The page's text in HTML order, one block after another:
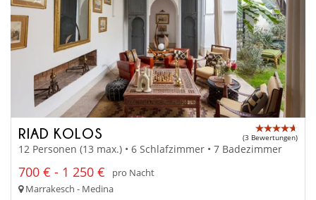
RIAD KOLOS (3 Bewertungen)
12 Personen (13 max.) • 6 Schlafzimmer • 7 Badezimmer
700 € - 1 250 €
pro Nacht
Marrakesch - Medina